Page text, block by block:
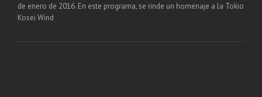
de enero de 2016. En este programa, se rinde un homenaje a la Tokio
Kosei Wind